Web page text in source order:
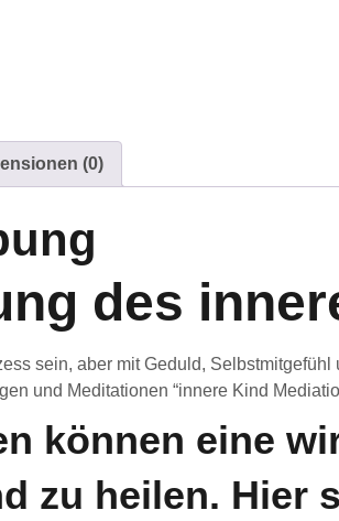
(0)
des
sein, aber mit Geduld,
und Meditationen “innere Kind
können eine
zu heilen. Hier